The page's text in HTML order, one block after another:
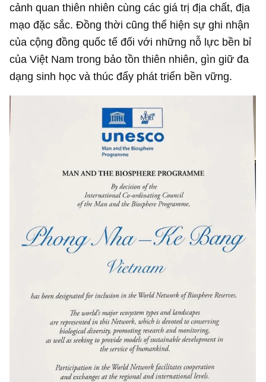
cảnh quan thiên nhiên cùng các giá trị địa chất, địa
mạo đặc sắc. Đồng thời cũng thể hiện sự ghi nhận
của cộng đồng quốc tế đối với những nỗ lực bền bỉ
của Việt Nam trong bảo tồn thiên nhiên, gìn giữ đa
dạng sinh học và thúc đẩy phát triển bền vững.